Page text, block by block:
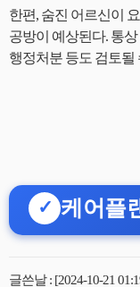
한편, 숨진 어르신이
공방이 예상된다. 통
행정처분 등도 검토될
✓ 케어플
글쓴날 : [2024-10-21